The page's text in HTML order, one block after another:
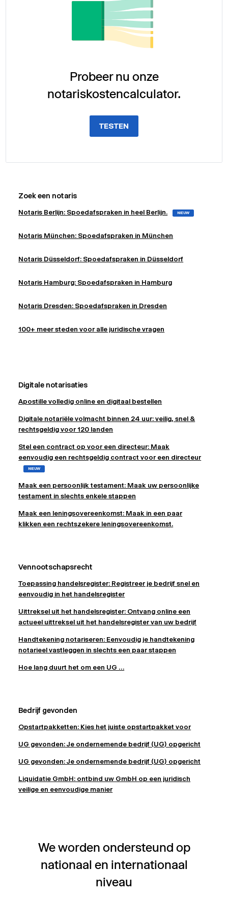
Probeer nu onze
notariskostencalculator.
TESTEN
Zoek een notaris
Notaris Berlijn: Spoedafspraken in heel Berlijn. NIEUW
Notaris München: Spoedafspraken in München
Notaris Düsseldorf: Spoedafspraken in Düsseldorf
Notaris Hamburg: Spoedafspraken in Hamburg
Notaris Dresden: Spoedafspraken in Dresden
100+ meer steden voor alle juridische vragen
Digitale notarisaties
Apostille volledig online en digitaal bestellen
Digitale notariële volmacht binnen 24 uur: veilig, snel &
rechtsgeldig voor 120 landen
Stel een contract op voor een directeur: Maak
eenvoudig een rechtsgeldig contract voor een directeur
NIEUW
Maak een persoonlijk testament: Maak uw persoonlijke
testament in slechts enkele stappen
Maak een leningsovereenkomst: Maak in een paar
klikken een rechtszekere leningsovereenkomst.
Vennootschapsrecht
Toepassing handelsregister: Registreer je bedrijf snel en
eenvoudig in het handelsregister
Uittreksel uit het handelsregister: Ontvang online een
actueel uittreksel uit het handelsregister van uw bedrijf
Handtekening notariseren: Eenvoudig je handtekening
notarieel vastleggen in slechts een paar stappen
Hoe lang duurt het om een UG ...
Bedrijf gevonden
Opstartpakketten: Kies het juiste opstartpakket voor
UG gevonden: Je ondernemende bedrijf (UG) opgericht
UG gevonden: Je ondernemende bedrijf (UG) opgericht
Liquidatie GmbH: ontbind uw GmbH op een juridisch
veilige en eenvoudige manier
We worden ondersteund op
nationaal en internationaal
niveau